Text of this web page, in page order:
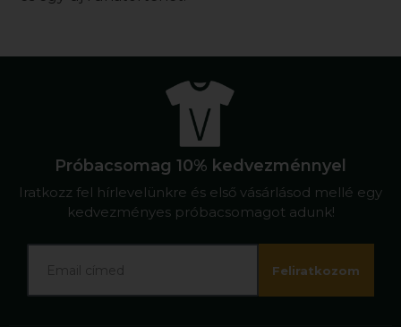
Próbacsomag 10% kedvezménnyel
Iratkozz fel hírlevelünkre és első vásárlásod mellé egy
kedvezményes próbacsomagot adunk!
Feliratkozom